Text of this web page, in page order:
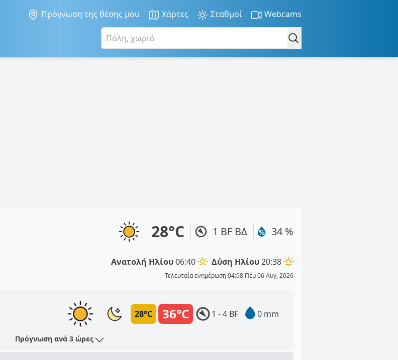
Πρόγνωση της θέσης μου Χάρτες Σταθμοί Webcams
28°C 1 BF ΒΔ 34 %
Ανατολή Ηλίου06:40 Δύση Ηλίου20:38
Τελευταία ενημέρωση 04:08 Πέμ 06 Αυγ, 2026
36°C
28°C 1 - 4 BF 0 mm
Πρόγνωση ανά 3 ώρες